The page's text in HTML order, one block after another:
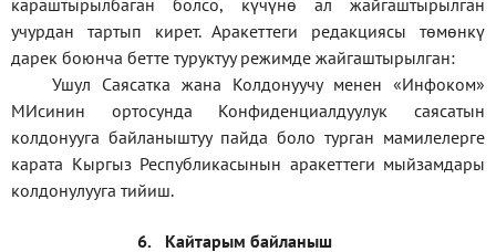
караштырылбаган болсо, күчүнө ал жайгаштырылган
учурдан тартып кирет. Аракеттеги редакциясы төмөнкү
дарек боюнча бетте туруктуу режимде жайгаштырылган:
Ушул Саясатка жана Колдонуучу менен «Инфоком»
МИсинин ортосунда Конфиденциалдуулук саясатын
колдонууга байланыштуу пайда боло турган мамилелерге
карата Кыргыз Республикасынын аракеттеги мыйзамдары
колдонулууга тийиш.
6. Кайтарым байланыш